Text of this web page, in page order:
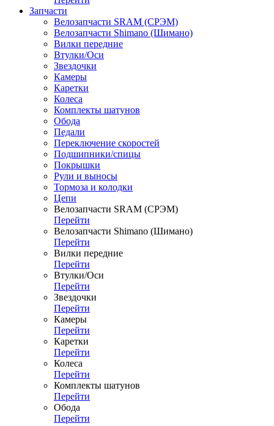
Запчасти
Велозапчасти SRAM (СРЭМ)
Велозапчасти Shimano (Шимано)
Вилки передние
Втулки/Оси
Звездочки
Камеры
Каретки
Колеса
Комплекты шатунов
Обода
Педали
Переключение скоростей
Подшипники/спицы
Покрышки
Рули и выносы
Тормоза и колодки
Цепи
Велозапчасти SRAM (СРЭМ)
Перейти
Велозапчасти Shimano (Шимано)
Перейти
Вилки передние
Перейти
Втулки/Оси
Перейти
Звездочки
Перейти
Камеры
Перейти
Каретки
Перейти
Колеса
Перейти
Комплекты шатунов
Перейти
Обода
Перейти